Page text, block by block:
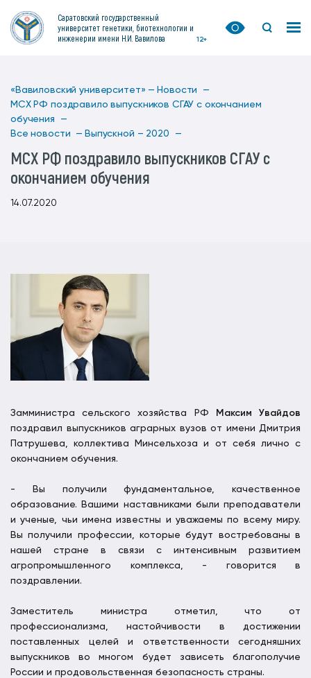
Саратовский государственный
университет генетики, биотехнологии и
инженерии имени Н.И. Вавилова
12+
«Вавиловский университет» — Новости —
МСХ РФ поздравило выпускников СГАУ с окончанием
обучения —
Все новости — Выпускной – 2020 —
МСХ РФ поздравило выпускников СГАУ с
окончанием обучения
14.07.2020
Замминистра сельского хозяйства РФ
Максим Увайдов
поздравил выпускников аграрных вузов от имени Дмитрия
Патрушева, коллектива Минсельхоза и от себя лично с
окончанием обучения.
- Вы получили фундаментальное, качественное
образование. Вашими наставниками были преподаватели
и ученые, чьи имена известны и уважаемы по всему миру.
Вы получили профессии, которые будут востребованы в
нашей стране в связи с интенсивным развитием
агропромышленного комплекса, - говорится в
поздравлении.
Заместитель министра отметил, что от
профессионализма, настойчивости в достижении
поставленных целей и ответственности сегодняшних
выпускников во многом будет зависеть благополучие
России и продовольственная безопасность страны.